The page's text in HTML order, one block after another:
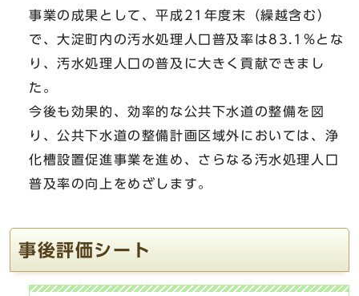
事業の成果として、平成21年度末（繰越含む）
で、大淀町内の汚水処理人口普及率は83.1%とな
り、汚水処理人口の普及に大きく貢献できまし
た。
今後も効果的、効率的な公共下水道の整備を図
り、公共下水道の整備計画区域外においては、浄
化槽設置促進事業を進め、さらなる汚水処理人口
普及率の向上をめざします。
事後評価シート